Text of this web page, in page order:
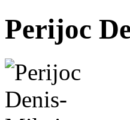
Perijoc